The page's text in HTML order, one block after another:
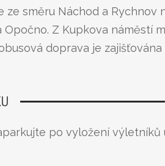
směru Náchod a Rychnov
Z Kupkova náměstí
doprava je zajišťována
po vyložení